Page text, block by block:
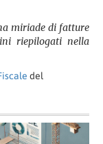
miriade di fatture
riepilogati nella
del